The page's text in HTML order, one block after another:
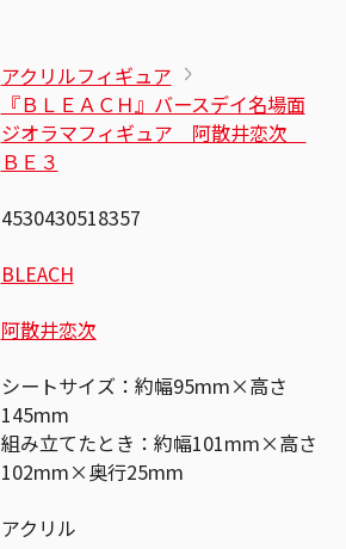
アクリルフィギュア
『ＢＬＥＡＣＨ』バースデイ名場面
ジオラマフィギュア 阿散井恋次
ＢＥ３
4530430518357
BLEACH
阿散井恋次
シートサイズ：約幅95mm×高さ
145mm
組み立てたとき：約幅101mm×高さ
102mm×奥行25mm
アクリル